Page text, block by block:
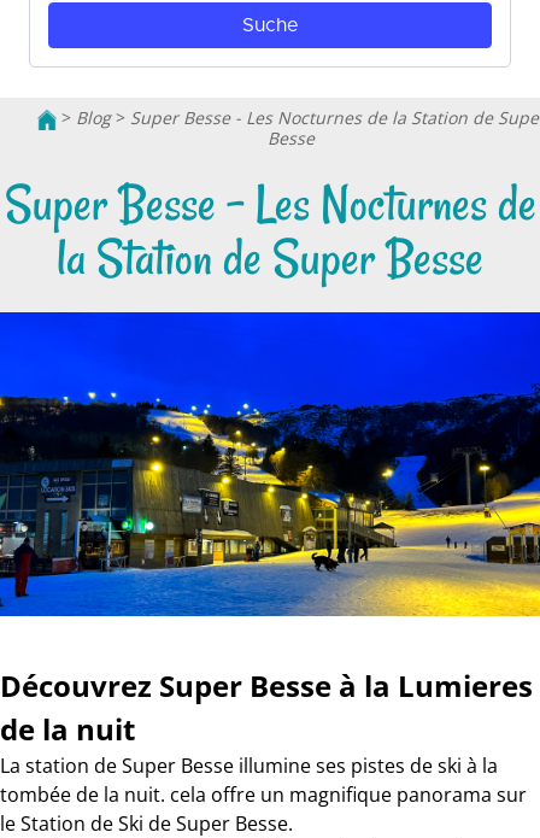
> Blog> Super Besse - Les Nocturnes de la Station de
Besse
Super Besse - Les Nocturnes de
la Station de Super Besse
Découvrez Super Besse à la Lumieres
de la nuit
La station de Super Besse illumine ses pistes de ski à la
tombée de la nuit. cela offre un magnifique panorama sur
le Station de Ski de Super Besse.